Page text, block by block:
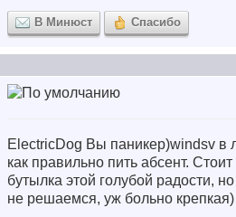
В Минюст Спасибо
ElectricDog Вы паникер)windsv в
как правильно пить абсент. Стоит
бутылка этой голубой радости,
не решаемся, уж больно крепкая)